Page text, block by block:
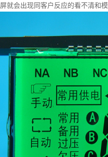
屏就会出现同客户反应的看不清和